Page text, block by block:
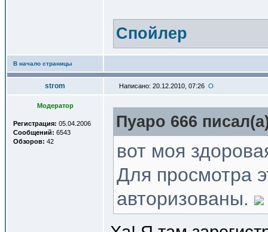
Спойлер
В начало страницы
strom Написано: 20.12.2010, 07:26
Модератор
Регистрация: 05.04.2006
Сообщений: 6543
Обзоров: 42
Пуаро 666
вот моя
Для просмотра
авторизованы.